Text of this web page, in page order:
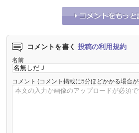
コメントを書く 投稿の利用規約
名前
コメント (コメント掲載に5分ほどかかる場合